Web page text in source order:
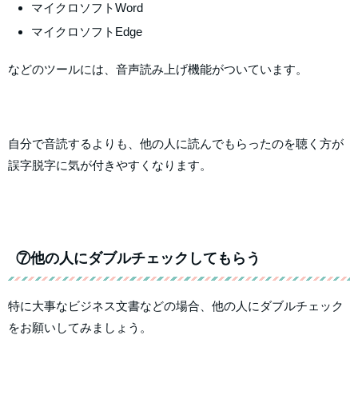
マイクロソフトWord
マイクロソフトEdge
などのツールには、音声読み上げ機能がついています。
自分で音読するよりも、他の人に読んでもらったのを聴く方が
誤字脱字に気が付きやすくなります。
⑦他の人にダブルチェックしてもらう
特に大事なビジネス文書などの場合、他の人にダブルチェック
をお願いしてみましょう。